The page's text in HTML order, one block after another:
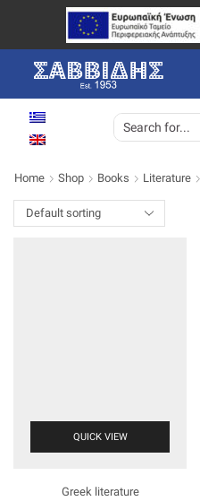
Home Shop Books Literature
QUICK VIEW
Greek literature